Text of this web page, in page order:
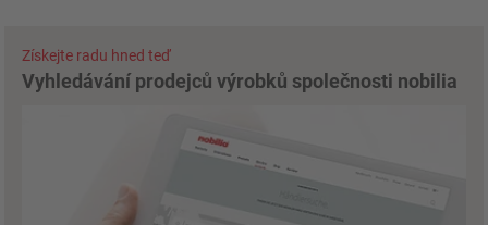
Získejte radu hned teď
Vyhledávání prodejců výrobků společnosti nobilia